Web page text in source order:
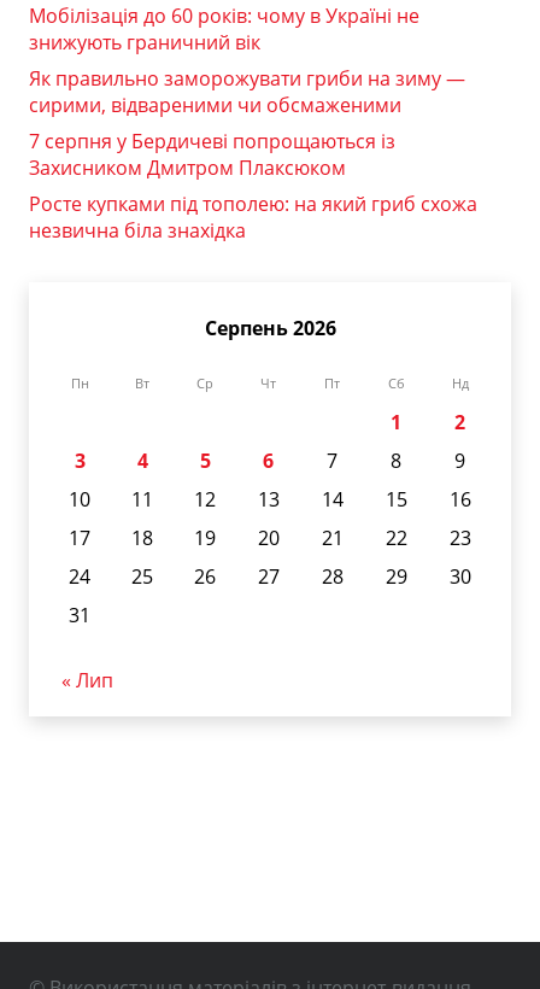
Мобілізація до 60 років: чому в Україні не
знижують граничний вік
Як правильно заморожувати гриби на зиму —
сирими, відвареними чи обсмаженими
7 серпня у Бердичеві попрощаються із
Захисником Дмитром Плаксюком
Росте купками під тополею: на який гриб схожа
незвична біла знахідка
Серпень 2026
Пн Вт Ср Чт Пт Сб Нд
1
2
3
4 5 6 7 8
9
10
11 12 13 14 15
16
17
18 19 20 21 22
23
24
25 26 27 28 29
30
31
« Лип